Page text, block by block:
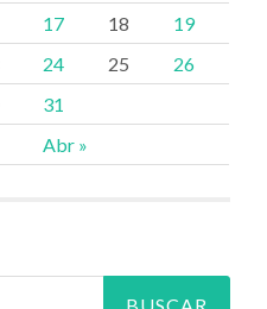
Abr »
17 18
19
24 25
26
31